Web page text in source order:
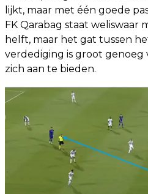
lijkt, maar met één goede
FK Qarabag staat weliswaar
helft, maar het gat tussen
verdediging is groot genoeg
zich aan te bieden.